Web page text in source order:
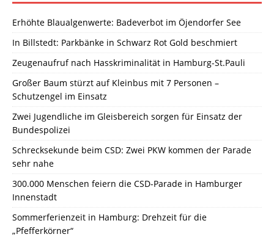
Erhöhte Blaualgenwerte: Badeverbot im Öjendorfer See
In Billstedt: Parkbänke in Schwarz Rot Gold beschmiert
Zeugenaufruf nach Hasskriminalität in Hamburg-St.Pauli
Großer Baum stürzt auf Kleinbus mit 7 Personen –
Schutzengel im Einsatz
Zwei Jugendliche im Gleisbereich sorgen für Einsatz der
Bundespolizei
Schrecksekunde beim CSD: Zwei PKW kommen der Parade
sehr nahe
300.000 Menschen feiern die CSD-Parade in Hamburger
Innenstadt
Sommerferienzeit in Hamburg: Drehzeit für die
„Pfefferkörner“